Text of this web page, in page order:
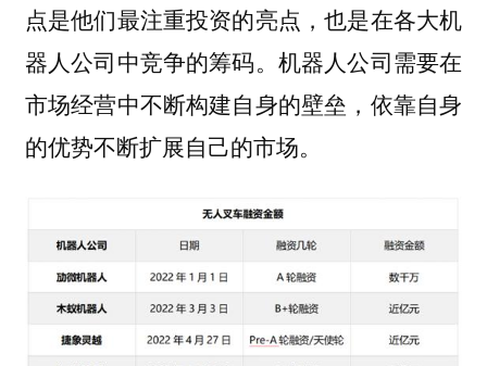
点是他们最注重投资的亮点，也是在各大机
器人公司中竞争的筹码。机器人公司需要在
市场经营中不断构建自身的壁垒，依靠自身
的优势不断扩展自己的市场。